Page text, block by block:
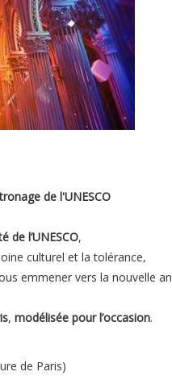
de l'UNESCO
de l’UNESCO,
culturel et la tolérance,
emmener vers la nouvelle
, modélisée pour l’occasion.
de Paris)